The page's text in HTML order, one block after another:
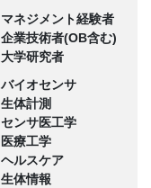
マネジメント経験者
企業技術者(OB含む)
大学研究者
バイオセンサ
生体計測
センサ医工学
医療工学
ヘルスケア
生体情報